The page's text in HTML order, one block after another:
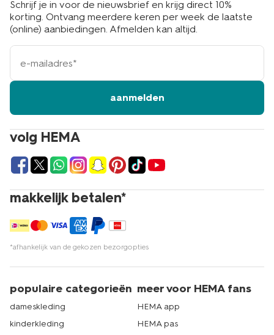
hema.nl. We zorgen ervoor dat het snel bij je
thuisbezorgd wordt. Wil je toch liever de producten
eerst in het echt zien voordat je ze koopt? Kom dan
HEMA-winkels is er altijd wel eentje bij jou in de buurt.
Echt HEMA.
volg HEMA
makkelijk betalen*
*afhankelijk van de gekozen bezorgopties
Schrijf je in voor de nieuwsbrief en krijg direct 10%
korting. Ontvang meerdere keren per week de laatste
(online) aanbiedingen. Afmelden kan altijd.
e-
mailadres
aanmelden
populaire categorieën
dameskleding
kinderkleding
meer voor HEMA fans
HEMA app
HEMA pas